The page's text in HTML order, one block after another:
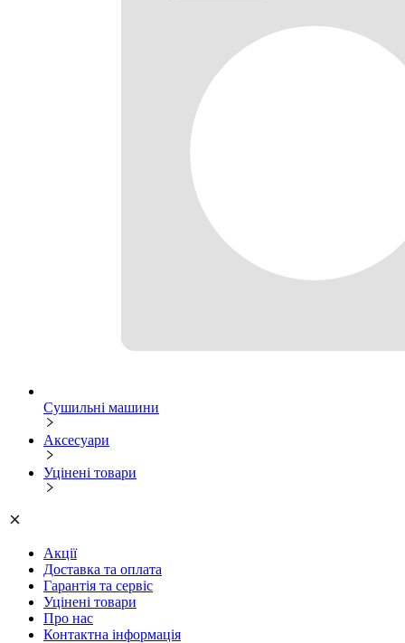
Сушильні машини
Аксесуари
Уцінені товари
Акції
Доставка та оплата
Гарантія та сервіс
Уцінені товари
Про нас
Контактна інформація